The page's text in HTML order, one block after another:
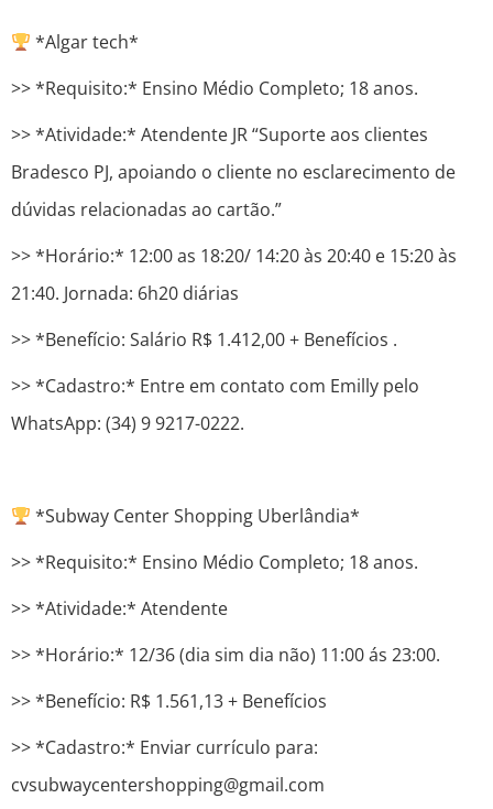
*Algar tech*
>> *Requisito:* Ensino Médio Completo; 18 anos.
>> *Atividade:* Atendente JR “Suporte aos clientes
Bradesco PJ, apoiando o cliente no esclarecimento de
dúvidas relacionadas ao cartão.”
>> *Horário:* 12:00 as 18:20/ 14:20 às 20:40 e 15:20 às
21:40. Jornada: 6h20 diárias
>> *Benefício: Salário R$ 1.412,00 + Benefícios .
>> *Cadastro:* Entre em contato com Emilly pelo
WhatsApp: (34) 9 9217-0222.
*Subway Center Shopping Uberlândia*
>> *Requisito:* Ensino Médio Completo; 18 anos.
>> *Atividade:* Atendente
>> *Horário:* 12/36 (dia sim dia não) 11:00 ás 23:00.
>> *Benefício: R$ 1.561,13 + Benefícios
>> *Cadastro:* Enviar currículo para:
cvsubwaycentershopping@gmail.com